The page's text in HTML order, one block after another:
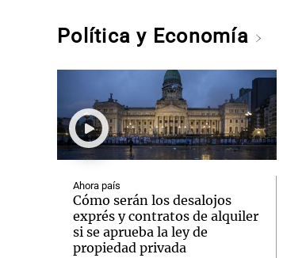
Política y Economía
Ahora país
Cómo serán los desalojos
exprés y contratos de alquiler
si se aprueba la ley de
propiedad privada
Notas
Mundial 2026